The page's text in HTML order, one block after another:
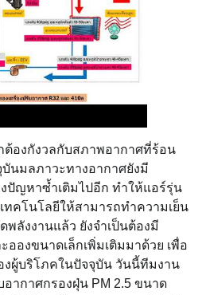
ต้องกังวลกับสภาพอากาศที่ร้อน
นมลภาวะทางอากาศยังมี
ปัญหาซ้ำเติมไปอีก ทำให้แอร์รุ่น
คโนโลยีให้สามารถทำความเย็น
พลังงานแล้ว ยังจำเป็นต้องมี
องขนาดเล็กเพิ่มเติมมาด้วย เพื่อ
ผู้บริโภคในปัจจุบัน วันนี้ทีมงาน
อากาศกรองฝุ่น PM 2.5 ขนาด